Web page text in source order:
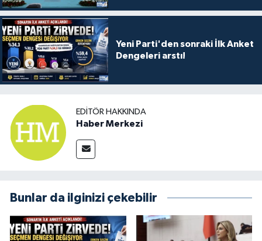
Yeni Parti'den sonraki İlk Anket
Dengeleri arstı!
EDITÖR HAKKINDA
Haber Merkezi
Bunlar da ilginizi çekebilir